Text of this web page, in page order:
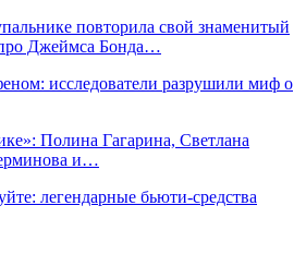
повторила свой знаменитый
Джеймса Бонда…
исследователи разрушили миф о
Полина Гагарина, Светлана
и…
легендарные бьюти-средства